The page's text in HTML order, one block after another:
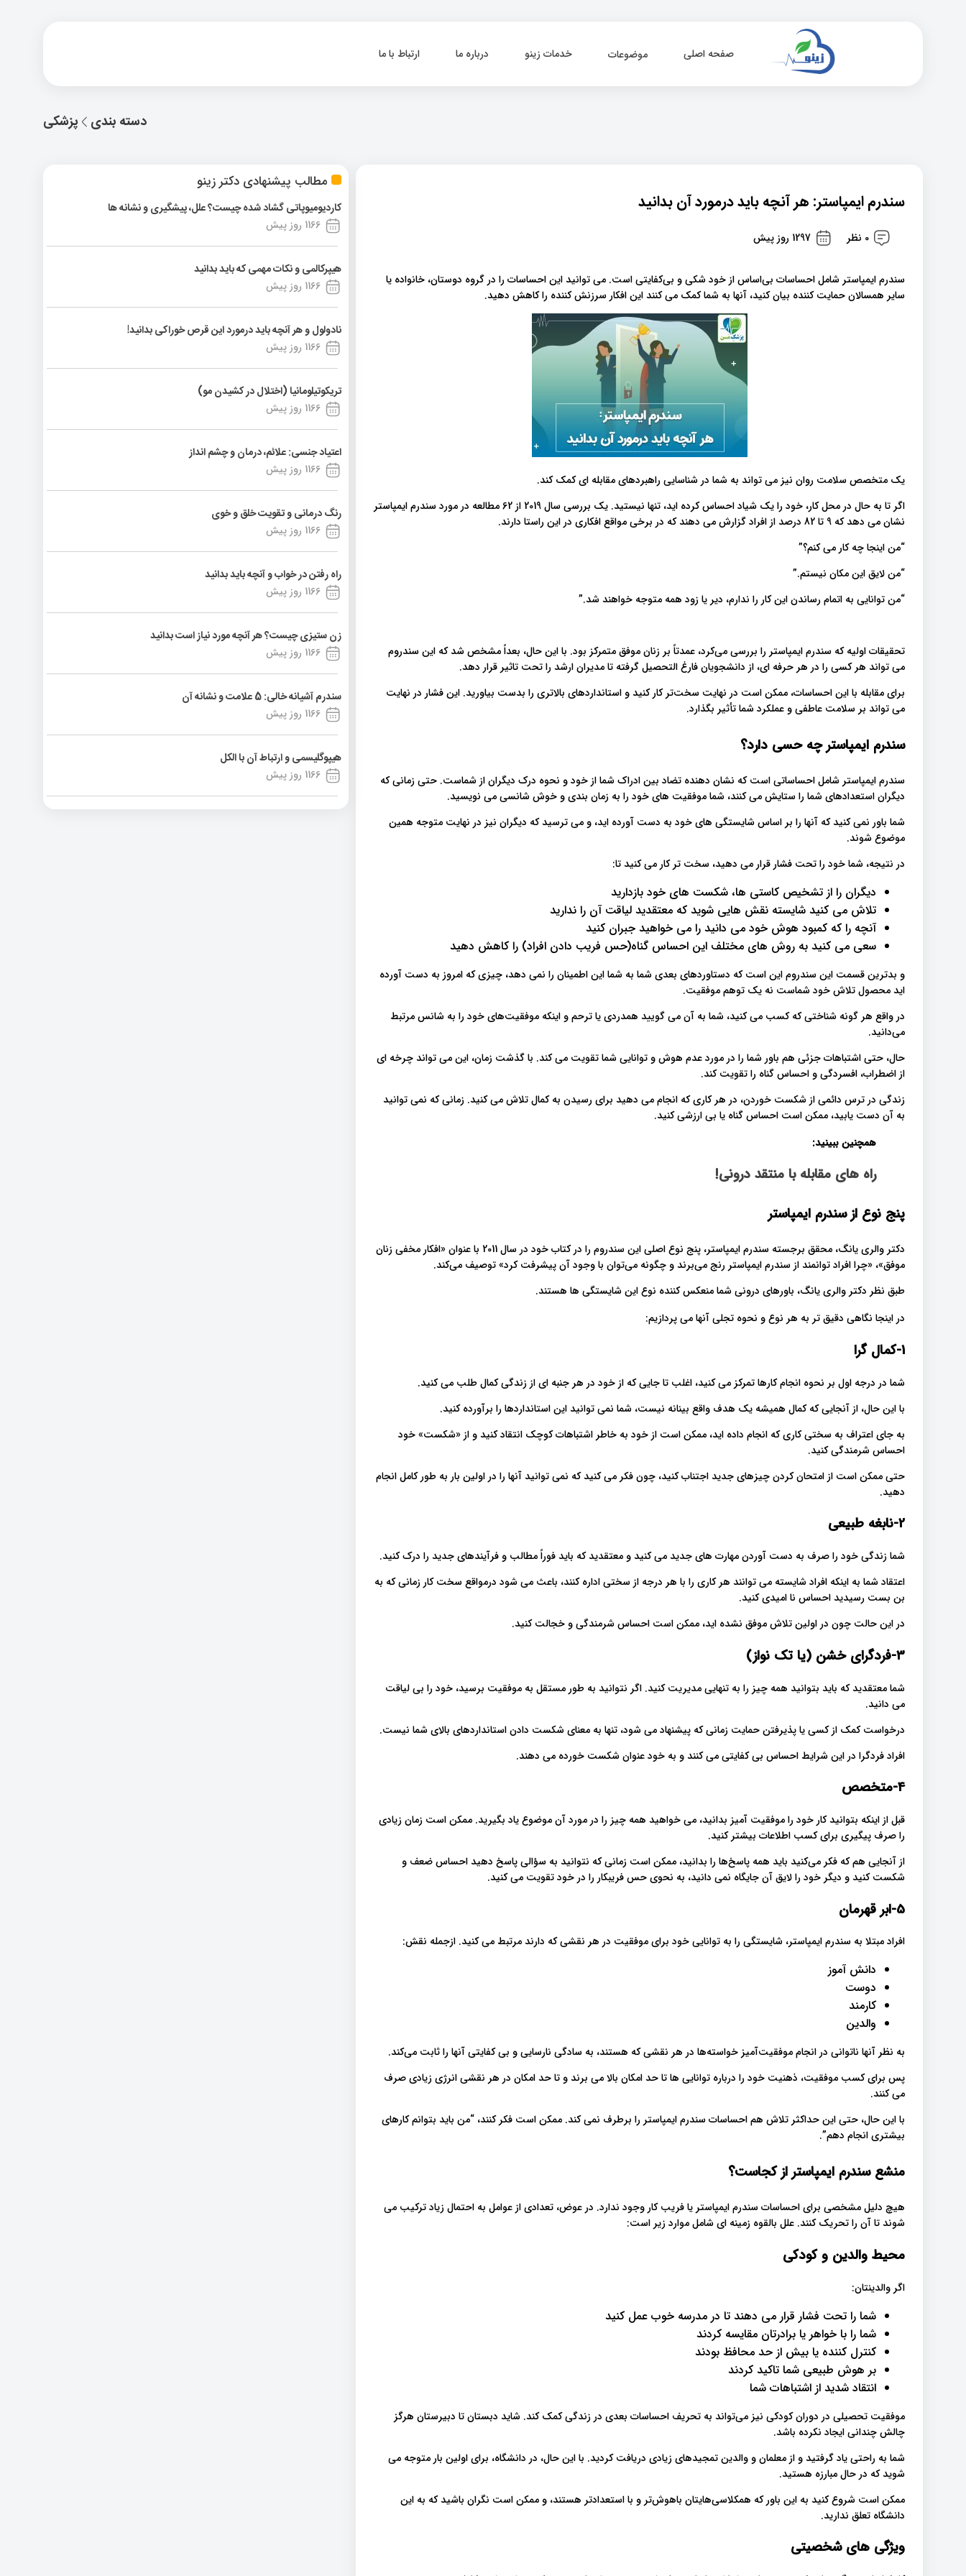
صفحه اصلی موضوعات خدمات زینو درباره ما ارتباط با ما
پزشکی دسته بندی
مطالب پیشنهادی دکتر زینو
کاردیومیوپاتی گشاد شده چیست؟ علل، پیشگیری و نشانه ها
1166 روز پیش
هیپرکالمی و نکات مهمی که باید بدانید
1166 روز پیش
نادولول و هر آنچه باید درمورد این قرص خوراکی بدانید!
1166 روز پیش
تریکوتیلومانیا (اختلال در کشیدن مو)
1166 روز پیش
اعتیاد جنسی: علائم، درمان و چشم انداز
1166 روز پیش
رنگ درمانی و تقویت خلق و خوی
1166 روز پیش
راه رفتن در خواب و آنچه باید بدانید
1166 روز پیش
زن ستیزی چیست؟ هر آنچه مورد نیاز است بدانید
1166 روز پیش
سندرم آشیانه خالی: 5 علامت و نشانه آن
1166 روز پیش
هیپوگلیسمی و ارتباط آن با الکل
1166 روز پیش
سندرم ایمپاستر: هر آنچه باید درمورد آن بدانید
0 نظر 1297 روز پیش
سندرم ایمپاستر شامل احساسات بی‌اساس از خود شکی و بی‌کفایتی است. می توانید این احساسات را در گروه دوستان، خانواده یا
سایر همسالان حمایت کننده بیان کنید، آنها به شما کمک می کنند این افکار سرزنش کننده را کاهش دهید.
یک متخصص سلامت روان نیز می تواند به شما در شناسایی راهبردهای مقابله ای کمک کند.
اگر تا به حال در محل کار، خود را یک شیاد احساس کرده اید، تنها نیستید. یک بررسی سال 2019 از 62 مطالعه در مورد سندرم ایمپاستر
نشان می دهد که 9 تا 82 درصد از افراد گزارش می دهند که در برخی مواقع افکاری در این راستا دارند.
“من اینجا چه کار می کنم؟”
“من لایق این مکان نیستم.”
“من توانایی به اتمام رساندن این کار را ندارم، دیر یا زود همه متوجه خواهند شد.”
تحقیقات اولیه که سندرم ایمپاستر را بررسی می‌کرد، عمدتاً بر زنان موفق متمرکز بود. با این حال، بعداً مشخص شد که این سندروم
می تواند هر کسی را در هر حرفه ای، از دانشجویان فارغ التحصیل گرفته تا مدیران ارشد را تحت تاثیر قرار دهد.
برای مقابله با این احساسات، ممکن است در نهایت سخت‌تر کار کنید و استانداردهای بالاتری را بدست بیاورید. این فشار در نهایت
می تواند بر سلامت عاطفی و عملکرد شما تأثیر بگذارد.
سندرم ایمپاستر چه حسی دارد؟
سندرم ایمپاستر شامل احساساتی است که نشان دهنده تضاد بین ادراک شما از خود و نحوه درک دیگران از شماست. حتی زمانی که
دیگران استعدادهای شما را ستایش می کنند، شما موفقیت های خود را به زمان بندی و خوش شانسی می نویسید.
شما باور نمی کنید که آنها را بر اساس شایستگی های خود به دست آورده اید، و می ترسید که دیگران نیز در نهایت متوجه همین
موضوع شوند.
در نتیجه، شما خود را تحت فشار قرار می دهید، سخت تر کار می کنید تا:
دیگران را از تشخیص کاستی ها، شکست های خود بازدارید
تلاش می کنید شایسته نقش هایی شوید که معتقدید لیاقت آن را ندارید
آنچه را که کمبود هوش خود می دانید را می خواهید جبران کنید
سعی می کنید به روش های مختلف این احساس گناه(حس فریب دادن افراد) را کاهش دهید
و بدترین قسمت این سندروم این است که دستاوردهای بعدی شما به شما این اطمینان را نمی دهد، چیزی که امروز به دست آورده
اید محصول تلاش خود شماست نه یک توهم موفقیت.
در واقع هر گونه شناختی که کسب می کنید، شما به آن می گویید همدردی یا ترحم و اینکه موفقیت‌های خود را به شانس مرتبط
می‌دانید.
حال، حتی اشتباهات جزئی هم باور شما را در مورد عدم هوش و توانایی شما تقویت می کند. با گذشت زمان، این می تواند چرخه ای
از اضطراب، افسردگی و احساس گناه را تقویت کند.
زندگی در ترس دائمی از شکست خوردن، در هر کاری که انجام می دهید برای رسیدن به کمال تلاش می کنید. زمانی که نمی توانید
به آن دست یابید، ممکن است احساس گناه یا بی ارزشی کنید.
همچنین ببینید:
راه های مقابله با منتقد درونی!
پنج نوع از سندرم ایمپاستر
دکتر والری یانگ، محقق برجسته سندرم ایمپاستر، پنج نوع اصلی این سندروم را در کتاب خود در سال 2011 با عنوان «افکار مخفی زنان
موفق»، «چرا افراد توانمند از سندرم ایمپاستر رنج می‌برند و چگونه می‌توان با وجود آن پیشرفت کرد» توصیف می‌کند.
طبق نظر دکتر والری یانگ، باورهای درونی شما منعکس کننده نوع این شایستگی ها هستند.
در اینجا نگاهی دقیق تر به هر نوع و نحوه تجلی آنها می پردازیم:
1-کمال گرا
شما در درجه اول بر نحوه انجام کارها تمرکز می کنید، اغلب تا جایی که از خود در هر جنبه ای از زندگی کمال طلب می کنید.
با این حال، از آنجایی که کمال همیشه یک هدف واقع بینانه نیست، شما نمی توانید این استانداردها را برآورده کنید.
به جای اعتراف به سختی کاری که انجام داده اید، ممکن است از خود به خاطر اشتباهات کوچک انتقاد کنید و از «شکست» خود
احساس شرمندگی کنید.
حتی ممکن است از امتحان کردن چیزهای جدید اجتناب کنید، چون فکر می کنید که نمی توانید آنها را در اولین بار به طور کامل انجام
دهید.
2-نابغه طبیعی
شما زندگی خود را صرف به دست آوردن مهارت های جدید می کنید و معتقدید که باید فوراً مطالب و فرآیندهای جدید را درک کنید.
اعتقاد شما به اینکه افراد شایسته می توانند هر کاری را با هر درجه از سختی اداره کنند، باعث می شود درمواقع سخت کار زمانی که به
بن بست رسیدید احساس نا امیدی کنید.
در این حالت چون در اولین تلاش موفق نشده اید، ممکن است احساس شرمندگی و خجالت کنید.
3-فردگرای خشن (یا تک نواز)
شما معتقدید که باید بتوانید همه چیز را به تنهایی مدیریت کنید. اگر نتوانید به طور مستقل به موفقیت برسید، خود را بی لیاقت
می دانید.
درخواست کمک از کسی یا پذیرفتن حمایت زمانی که پیشنهاد می شود، تنها به معنای شکست دادن استانداردهای بالای شما نیست.
افراد فردگرا در این شرایط احساس بی کفایتی می کنند و به خود عنوان شکست خورده می دهند.
4-متخصص
قبل از اینکه بتوانید کار خود را موفقیت آمیز بدانید، می خواهید همه چیز را در مورد آن موضوع یاد بگیرید. ممکن است زمان زیادی
را صرف پیگیری برای کسب اطلاعات بیشتر کنید.
از آنجایی هم که فکر می‌کنید باید همه پاسخ‌ها را بدانید، ممکن است زمانی که نتوانید به سؤالی پاسخ دهید احساس ضعف و
شکست‌ کنید و دیگر خود را لایق آن جایگاه نمی دانید، به نحوی حس فریبکار را در خود تقویت می کنید.
5-ابر قهرمان
افراد مبتلا به سندرم ایمپاستر، شایستگی را به توانایی خود برای موفقیت در هر نقشی که دارند مرتبط می کنید. ازجمله نقش:
دانش آموز
دوست
کارمند
والدین
به نظر آنها ناتوانی در انجام موفقیت‌آمیز خواسته‌ها در هر نقشی که هستند، به سادگی نارسایی و بی کفایتی آنها را ثابت می‌کند.
پس برای کسب موفقیت، ذهنیت خود را درباره توانایی ها تا حد امکان بالا می برند و تا حد امکان در هر نقشی انرژی زیادی صرف
می کنند.
با این حال، حتی این حداکثر تلاش هم احساسات سندرم ایمپاستر را برطرف نمی کند. ممکن است فکر کنند، “من باید بتوانم کارهای
بیشتری انجام دهم”.
منشع سندرم ایمپاستر از کجاست؟
هیچ دلیل مشخصی برای احساسات سندرم ایمپاستر یا فریب کار وجود ندارد. در عوض، تعدادی از عوامل به احتمال زیاد ترکیب می
شوند تا آن را تحریک کنند. علل بالقوه زمینه ای شامل موارد زیر است:
محیط والدین و کودکی
اگر والدینتان:
شما را تحت فشار قرار می دهند تا در مدرسه خوب عمل کنید
شما را با خواهر یا برادرتان مقایسه کردند
کنترل کننده یا بیش از حد محافظ بودند
بر هوش طبیعی شما تاکید کردند
انتقاد شدید از اشتباهات شما
موفقیت تحصیلی در دوران کودکی نیز می‌تواند به تحریف احساسات بعدی در زندگی کمک کند. شاید دبستان تا دبیرستان هرگز
چالش چندانی ایجاد نکرده باشد.
شما به راحتی یاد گرفتید و از معلمان و والدین تمجیدهای زیادی دریافت کردید. با این حال، در دانشگاه، برای اولین بار متوجه می
شوید که در حال مبارزه هستید.
ممکن است شروع کنید به این باور که همکلاسی‌هایتان باهوش‌تر و با استعدادتر هستند، و ممکن است نگران باشید که به این
دانشگاه تعلق ندارید.
ویژگی های شخصیتی